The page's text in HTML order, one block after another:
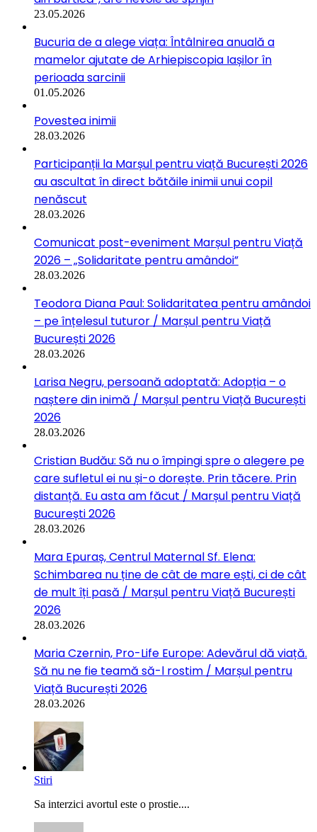
23.05.2026
Bucuria de a alege viața: Întâlnirea anuală a
mamelor ajutate de Arhiepiscopia Iașilor în
perioada sarcinii
01.05.2026
Povestea inimii
28.03.2026
Participanții la Marșul pentru viață București 2026
au ascultat în direct bătăile inimii unui copil
nenăscut
28.03.2026
Comunicat post-eveniment Marșul pentru Viață
2026 – „Solidaritate pentru amândoi”
28.03.2026
Teodora Diana Paul: Solidaritatea pentru amândoi
– pe înțelesul tuturor / Marșul pentru Viață
București 2026
28.03.2026
Larisa Negru, persoană adoptată: Adopția – o
naștere din inimă / Marșul pentru Viață București
2026
28.03.2026
Cristian Budău: Să nu o împingi spre o alegere pe
care sufletul ei nu și-o dorește. Prin tăcere. Prin
distanță. Eu asta am făcut / Marșul pentru Viață
București 2026
28.03.2026
Mara Epuraș, Centrul Maternal Sf. Elena:
Schimbarea nu ține de cât de mare ești, ci de cât
de mult îți pasă / Marșul pentru Viață București
2026
28.03.2026
Maria Czernin, Pro-Life Europe: Adevărul dă viață.
Să nu ne fie teamă să-l rostim / Marșul pentru
Viață București 2026
28.03.2026
Stiri
Sa interzici avortul este o prostie....